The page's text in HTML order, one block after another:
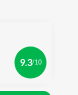
9.3/10